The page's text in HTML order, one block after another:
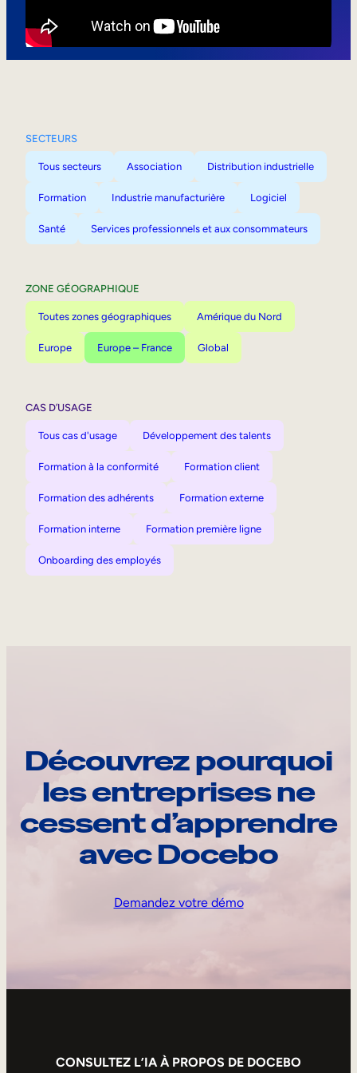
SECTEURS
Tous secteurs Association Distribution industrielle
Formation Industrie manufacturière Logiciel
Santé Services professionnels et aux consommateurs
ZONE GÉOGRAPHIQUE
Toutes zones géographiques Amérique du Nord
Europe Europe – France Global
CAS D’USAGE
Tous cas d'usage Développement des talents
Formation à la conformité Formation client
Formation des adhérents Formation externe
Formation interne Formation première ligne
Onboarding des employés
Découvrez pourquoi
les entreprises ne
cessent d’apprendre
avec Docebo
Demandez votre démo
CONSULTEZ L’IA À PROPOS DE DOCEBO